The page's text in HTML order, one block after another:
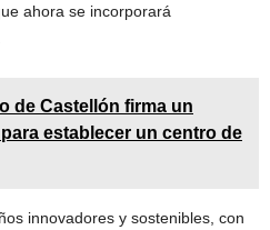
ahora se incorporará
de Castellón firma un
establecer un centro de
innovadores y sostenibles, con